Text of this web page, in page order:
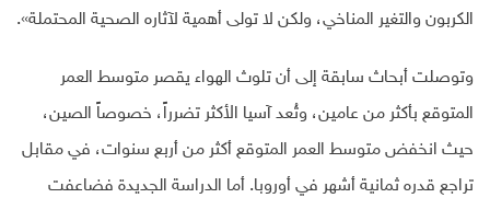
الكربون والتغير المناخي، ولكن لا تولى أهمية لآثاره الصحية المحتملة».
وتوصلت أبحاث سابقة إلى أن تلوث الهواء يقصر متوسط العمر
المتوقع بأكثر من عامين، وتُعد آسيا الأكثر تضرراً، خصوصاً الصين،
حيث انخفض متوسط العمر المتوقع أكثر من أربع سنوات، في مقابل
تراجع قدره ثمانية أشهر في أوروبا. أما الدراسة الجديدة فضاعفت